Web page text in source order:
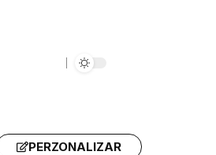
PERZONALIZAR